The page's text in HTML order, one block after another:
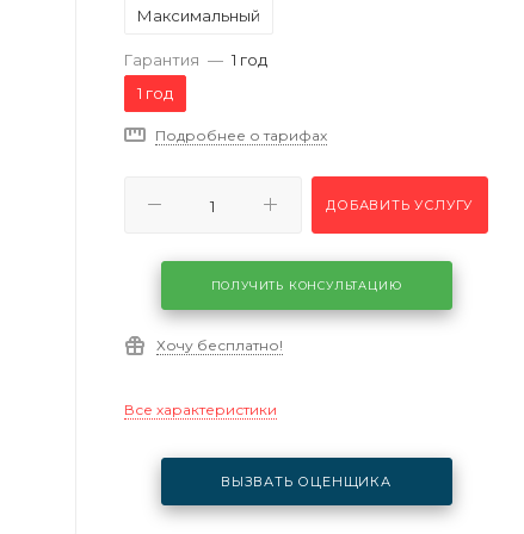
Максимальный
Гарантия — 1 год
1 год
Подробнее о тарифах
ДОБАВИТЬ УСЛУГУ
ПОЛУЧИТЬ КОНСУЛЬТАЦИЮ
Хочу бесплатно!
Все характеристики
ВЫЗВАТЬ ОЦЕНЩИКА